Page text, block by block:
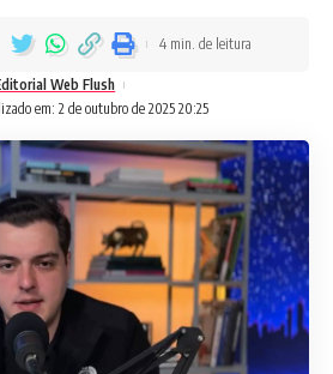
em: 2 de outubro de 2025 20:25
Web Flush
4 min. de leitura